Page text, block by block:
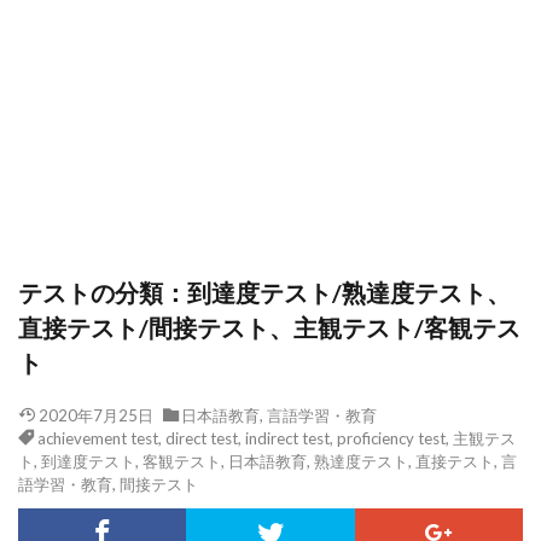
テストの分類：到達度テスト/熟達度テスト、
直接テスト/間接テスト、主観テスト/客観テス
ト
2020年7月25日 日本語教育, 言語学習・教育
achievement test, direct test, indirect test, proficiency test, 主観テス
ト, 到達度テスト, 客観テスト, 日本語教育, 熟達度テスト, 直接テスト, 言
語学習・教育, 間接テスト